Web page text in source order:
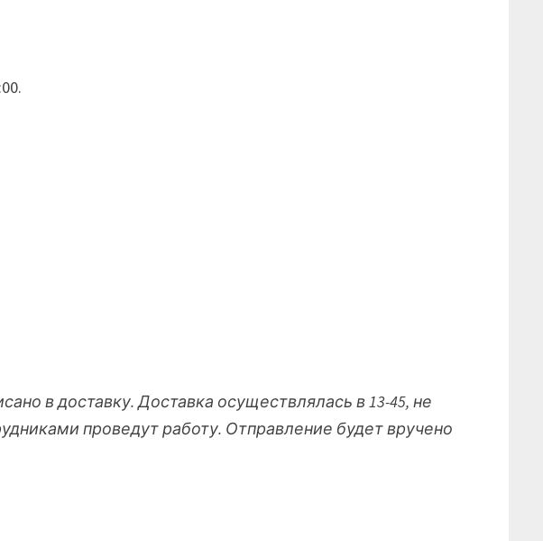
в доставку. Доставка осуществлялась в 13-45, не
проведут работу. Отправление будет вручено